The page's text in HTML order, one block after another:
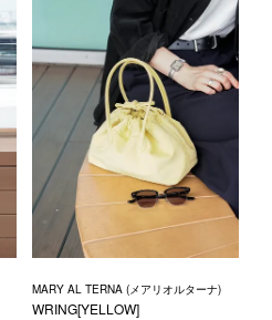
MARY AL TERNA (メアリオルターナ)
WRING[YELLOW]